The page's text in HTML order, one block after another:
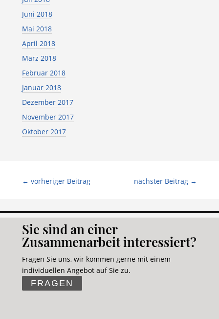
Juni 2018
Mai 2018
April 2018
März 2018
Februar 2018
Januar 2018
Dezember 2017
November 2017
Oktober 2017
← vorheriger Beitrag nächster Beitrag →
Sie sind an einer
Zusammenarbeit interessiert?
Fragen Sie uns, wir kommen gerne mit einem
individuellen Angebot auf Sie zu.
FRAGEN